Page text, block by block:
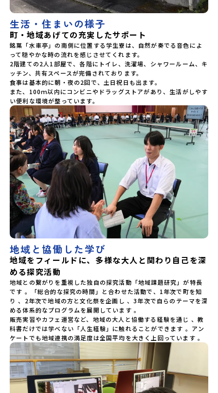
生活・住まいの様子
町・地域あげての充実したサポート
銘菓「水車亭」の南側に位置する学生寮は、自然が奏でる音色によ
って穏やかな時の流れを感じさせてくれます。
2階建ての2人1部屋で、各階にトイレ、洗濯場、シャワールーム、キ
ッチン、共有スペースが完備されております。
食事は基本的に朝・夜の2回で、土日祝日も出ます。
また、100ｍ以内にコンビニやドラッグストアがあり、生活がしやす
い便利な環境が整っています。
地域と協働した学び
地域をフィールドに、多様な大人と関わり自己を深
める探究活動
地域との繋がりを重視した独自の探究活動「地域課題研究」が特長
です 。「総合的な探究の時間」と合わせた活動で、1年次で町を知
り 、2年次で地域の方と文化祭を企画し 、3年次で自らのテーマを深
める体系的なプログラムを展開しています 。
販売実習やカフェ運営など、地域の大人と協働する経験を通じ 、教
科書だけでは学べない「人生経験」に触れることができます 。アン
ケートでも地域連携の満足度は全国平均を大きく上回っています 。